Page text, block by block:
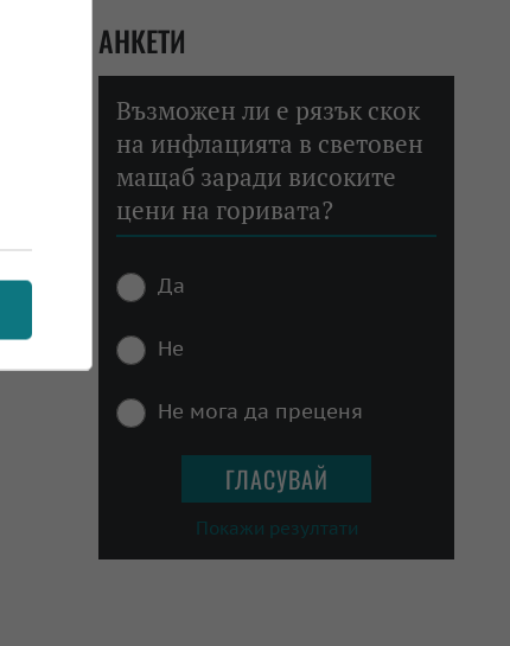
АНКЕТИ
Възможен ли е рязък скок
на инфлацията в световен
мащаб заради високите
цени на горивата?
Да
Не
Не мога да преценя
Покажи резултати